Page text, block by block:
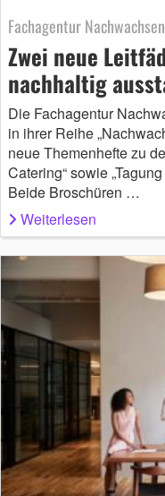
Fachagentur
Zwei neue
nachhaltig
Die Fachagentur
in ihrer Reihe
neue Themenhefte zu
Catering“ sowie
Beide Broschüren …
Weiterlesen